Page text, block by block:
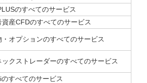
のすべてのサービス
資産CFDのすべてのサービス
・オプションのすべてのサービス
ックストレーダーのすべてのサービス
すべてのサービス